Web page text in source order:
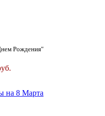
Рождения"